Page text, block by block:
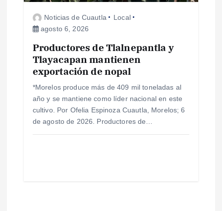
Noticias de Cuautla
Local
agosto 6, 2026
Productores de Tlalnepantla y
Tlayacapan mantienen
exportación de nopal
*Morelos produce más de 409 mil toneladas al
año y se mantiene como líder nacional en este
cultivo. Por Ofelia Espinoza Cuautla, Morelos; 6
de agosto de 2026. Productores de…